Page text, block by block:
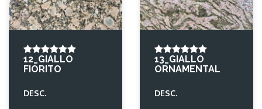
12_GIALLO
FIORITO
DESC.
13_GIALLO
ORNAMENTAL
DESC.